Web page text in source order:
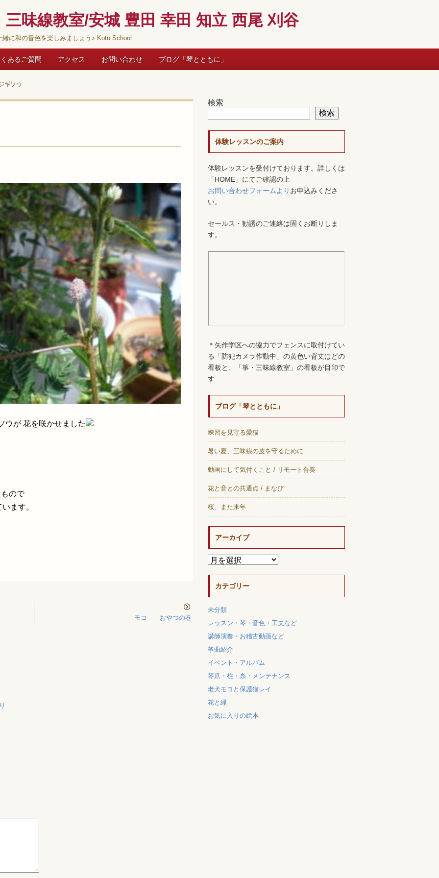
味線教室/安城 豊田 幸田 知立 西尾 刈谷
に和の音色を楽しみましょう♪ Koto School
あるご質問 アクセス お問い合わせ ブログ「琴とともに」
ギソウ
ウが 花を咲かせました
ので
ます。
モコ おやつの巻
検索
検索
体験レッスンのご案内
体験レッスンを受付けております。詳しくは
「HOME」にてご確認の上
お問い合わせフォームより お申込みくださ
い。
セールス・勧誘のご連絡は固くお断りしま
す。
＊矢作学区への協力でフェンスに取付けてい
る「防犯カメラ作動中」の黄色い背丈ほどの
看板と、「箏・三味線教室」の看板が目印で
す
ブログ「琴とともに」
練習を見守る愛猫
暑い夏、三味線の皮を守るために
動画にして気付くこと / リモート合奏
花と音との共通点 / まなび
桜、また来年
アーカイブ
カテゴリー
未分類
レッスン・琴・音色・工夫など
講師演奏・お稽古動画など
筝曲紹介
イベント・アルバム
琴爪・柱・糸・メンテナンス
老犬モコと保護猫レイ
花と緑
お気に入りの絵本